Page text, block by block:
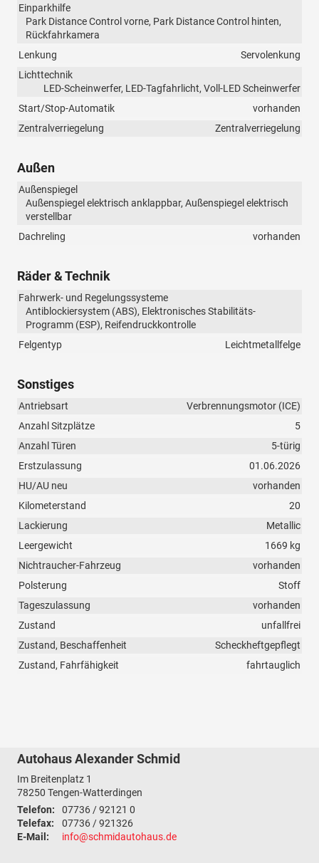
Einparkhilfe
Park Distance Control vorne, Park Distance Control hinten,
Rückfahrkamera
Lenkung
Servolenkung
Lichttechnik
LED-Scheinwerfer, LED-Tagfahrlicht, Voll-LED Scheinwerfer
Start/Stop-Automatik
vorhanden
Zentralverriegelung
Zentralverriegelung
Außen
Außenspiegel
Außenspiegel elektrisch anklappbar, Außenspiegel elektrisch
verstellbar
Dachreling
vorhanden
Räder & Technik
Fahrwerk- und Regelungssysteme
Antiblockiersystem (ABS), Elektronisches Stabilitäts-
Programm (ESP), Reifendruckkontrolle
Felgentyp
Leichtmetallfelge
Sonstiges
Antriebsart
Verbrennungsmotor (ICE)
Anzahl Sitzplätze
5
Anzahl Türen
5-türig
Erstzulassung
01.06.2026
HU/AU neu
vorhanden
Kilometerstand
20
Lackierung
Metallic
Leergewicht
1669 kg
Nichtraucher-Fahrzeug
vorhanden
Polsterung
Stoff
Tageszulassung
vorhanden
Zustand
unfallfrei
Zustand, Beschaffenheit
Scheckheftgepflegt
Zustand, Fahrfähigkeit
fahrtauglich
Autohaus Alexander Schmid
Im Breitenplatz 1
78250 Tengen-Watterdingen
Telefon:
07736 / 92121 0
Telefax:
07736 / 921326
E-Mail:
info@schmidautohaus.de